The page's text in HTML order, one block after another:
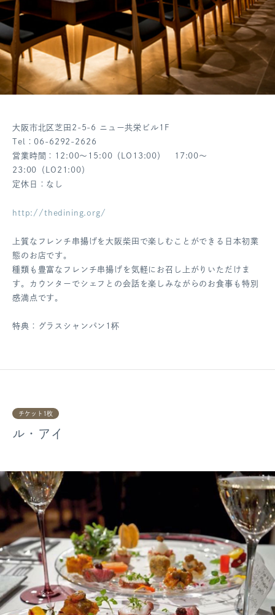
大阪市北区芝田2-5-6 ニュー共栄ビル1F
Tel：06-6292-2626
営業時間：12:00～15:00（LO13:00） 17:00～
23:00（LO21:00）
定休日：なし
http://thedining.org/
上質なフレンチ串揚げを大阪柴田で楽しむことができる日本初業
態のお店です。
種類も豊富なフレンチ串揚げを気軽にお召し上がりいただけま
す。カウンターでシェフとの会話を楽しみながらのお食事も特別
感満点です。
特典：グラスシャンパン1杯
チケット1枚
ル・アイ